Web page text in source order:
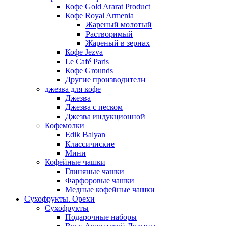
Кофе Gold Ararat Product
Кофе Royal Armenia
Жареный молотый
Растворимый
Жареный в зернах
Кофе Jezva
Le Café Paris
Кофе Grounds
Другие производители
джезва для кофе
Джезва
Джезва с песком
Джезва индукционной
Кофемолки
Edik Balyan
Классичиские
Мини
Кофейные чашки
Глиняные чашки
Фарфоровые чашки
Медные кофейные чашки
Сухофрукты. Орехи
Сухофрукты
Подарочные наборы